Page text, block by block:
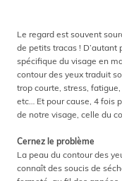
Le regard est souvent
de petits tracas ! D’autant
spécifique du visage en
contour des yeux traduit
trop courte, stress, fatigue,
etc… Et pour cause, 4 fois
de notre visage, celle du
Cernez le problème
La peau du contour des
connaît des soucis de